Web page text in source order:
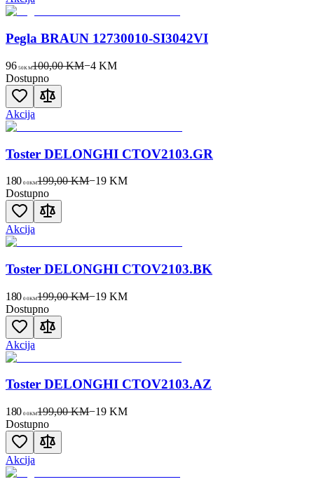
Pegla BRAUN 12730010-SI3042VI
96 50KM100,00 KM−4KM
Dostupno
Akcija
Toster DELONGHI CTOV2103.GR
180 00KM199,00 KM−19 KM
Dostupno
Akcija
Toster DELONGHI CTOV2103.BK
180 00KM199,00 KM−19 KM
Dostupno
Akcija
Toster DELONGHI CTOV2103.AZ
180 00KM199,00 KM−19 KM
Dostupno
Akcija